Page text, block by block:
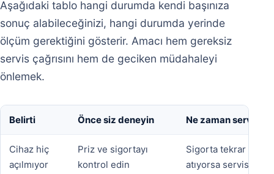
Aşağıdaki tablo hangi durumda kendi başınıza
sonuç alabileceğinizi, hangi durumda yerinde
ölçüm gerektiğini gösterir. Amacı hem gereksiz
servis çağrısını hem de geciken müdahaleyi
önlemek.
Belirti Önce siz deneyin Ne zaman servis
Cihaz hiç
açılmıyor
Priz ve sigortayı
kontrol edin
Sigorta tekrar
atıyorsa servis